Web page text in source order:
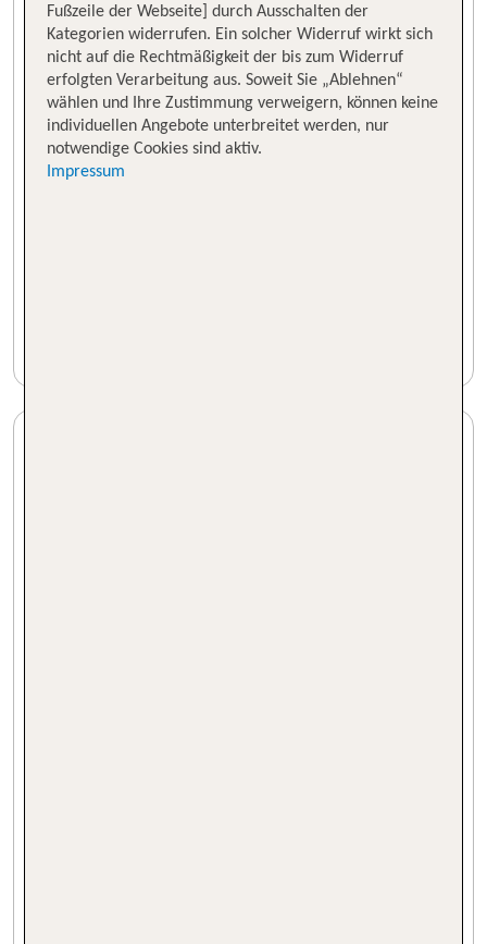
Fußzeile der Webseite] durch Ausschalten der
Kategorien widerrufen. Ein solcher Widerruf wirkt sich
nicht auf die Rechtmäßigkeit der bis zum Widerruf
erfolgten Verarbeitung aus. Soweit Sie „Ablehnen“
wählen und Ihre Zustimmung verweigern, können keine
individuellen Angebote unterbreitet werden, nur
notwendige Cookies sind aktiv.
Impressum